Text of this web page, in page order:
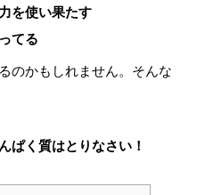
を使い果たす
てる
のかもしれません。そんな
ぱく質はとりなさい！